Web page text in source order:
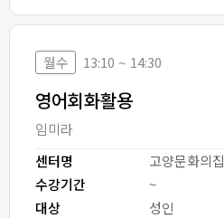
영어회화활용
월수 13:10 ~ 14:30
센터명
고양문화의집
수강기간
~
대상
성인
임미라